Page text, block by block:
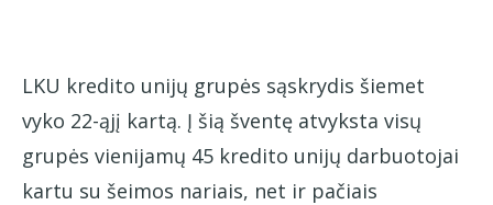
LKU kredito unijų grupės sąskrydis šiemet
vyko 22-ąjį kartą. Į šią šventę atvyksta visų
grupės vienijamų 45 kredito unijų darbuotojai
kartu su šeimos nariais, net ir pačiais